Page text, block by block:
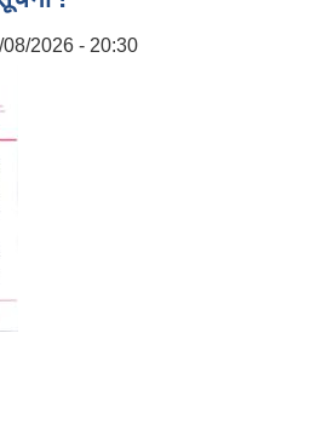
08/2026 - 20:30